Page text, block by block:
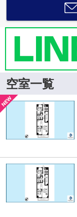
空室一覧